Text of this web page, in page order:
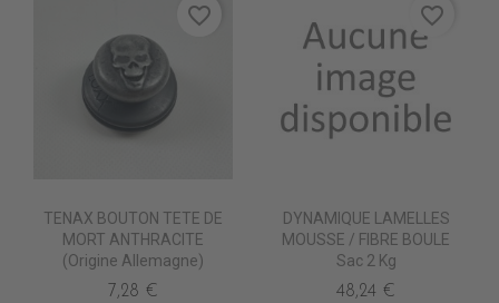
TENAX BOUTON TETE DE
MORT ANTHRACITE
(origine Allemagne)
7,28 €
favorite_border
DYNAMIQUE LAMELLES
MOUSSE / FIBRE BOULE
Sac 2 Kg
48,24 €
favorite_border